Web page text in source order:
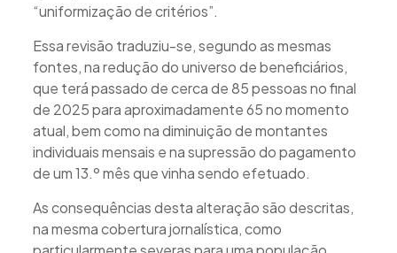
“uniformização de critérios”.
Essa revisão traduziu-se, segundo as mesmas
fontes, na redução do universo de beneficiários,
que terá passado de cerca de 85 pessoas no final
de 2025 para aproximadamente 65 no momento
atual, bem como na diminuição de montantes
individuais mensais e na supressão do pagamento
de um 13.º mês que vinha sendo efetuado.
As consequências desta alteração são descritas,
na mesma cobertura jornalística, como